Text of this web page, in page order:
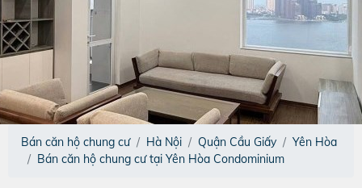
Bán căn hộ chung cư Hà Nội Quận Cầu Giấy
Yên Hòa
Bán căn hộ chung cư tại Yên Hòa Condominium